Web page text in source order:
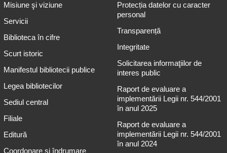
Misiune şi viziune
Servicii
Biblioteca în cifre
Scurt istoric
Manifestul bibliotecii publice
Legea bibliotecilor
Sediul central
Filiale
Editură
Coordonare și îndrumare
Protecția datelor cu caracter
personal
Transparență
Integritate
Solicitarea informaţiilor de
interes public
Raport de evaluare a
implementării Legii nr. 544/2001
în anul 2025
Raport de evaluare a
implementării Legii nr. 544/2001
în anul 2024